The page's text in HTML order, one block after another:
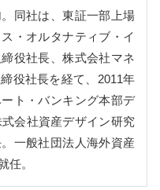
同社は、東証一部上場
・オルタナティブ・イ
役社長、株式会社マネ
役社長を経て、2011年
ト・バンキング本部デ
会社資産デザイン研究
一般社団法人海外資産
任。